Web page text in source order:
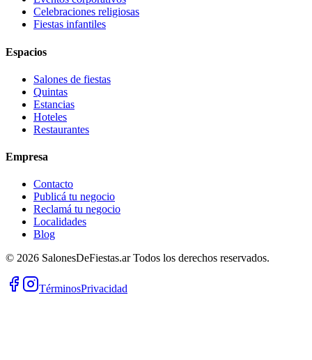
Celebraciones religiosas
Fiestas infantiles
Espacios
Salones de fiestas
Quintas
Estancias
Hoteles
Restaurantes
Empresa
Contacto
Publicá tu negocio
Reclamá tu negocio
Localidades
Blog
© 2026 SalonesDeFiestas.arTodos los derechos reservados.
TérminosPrivacidad